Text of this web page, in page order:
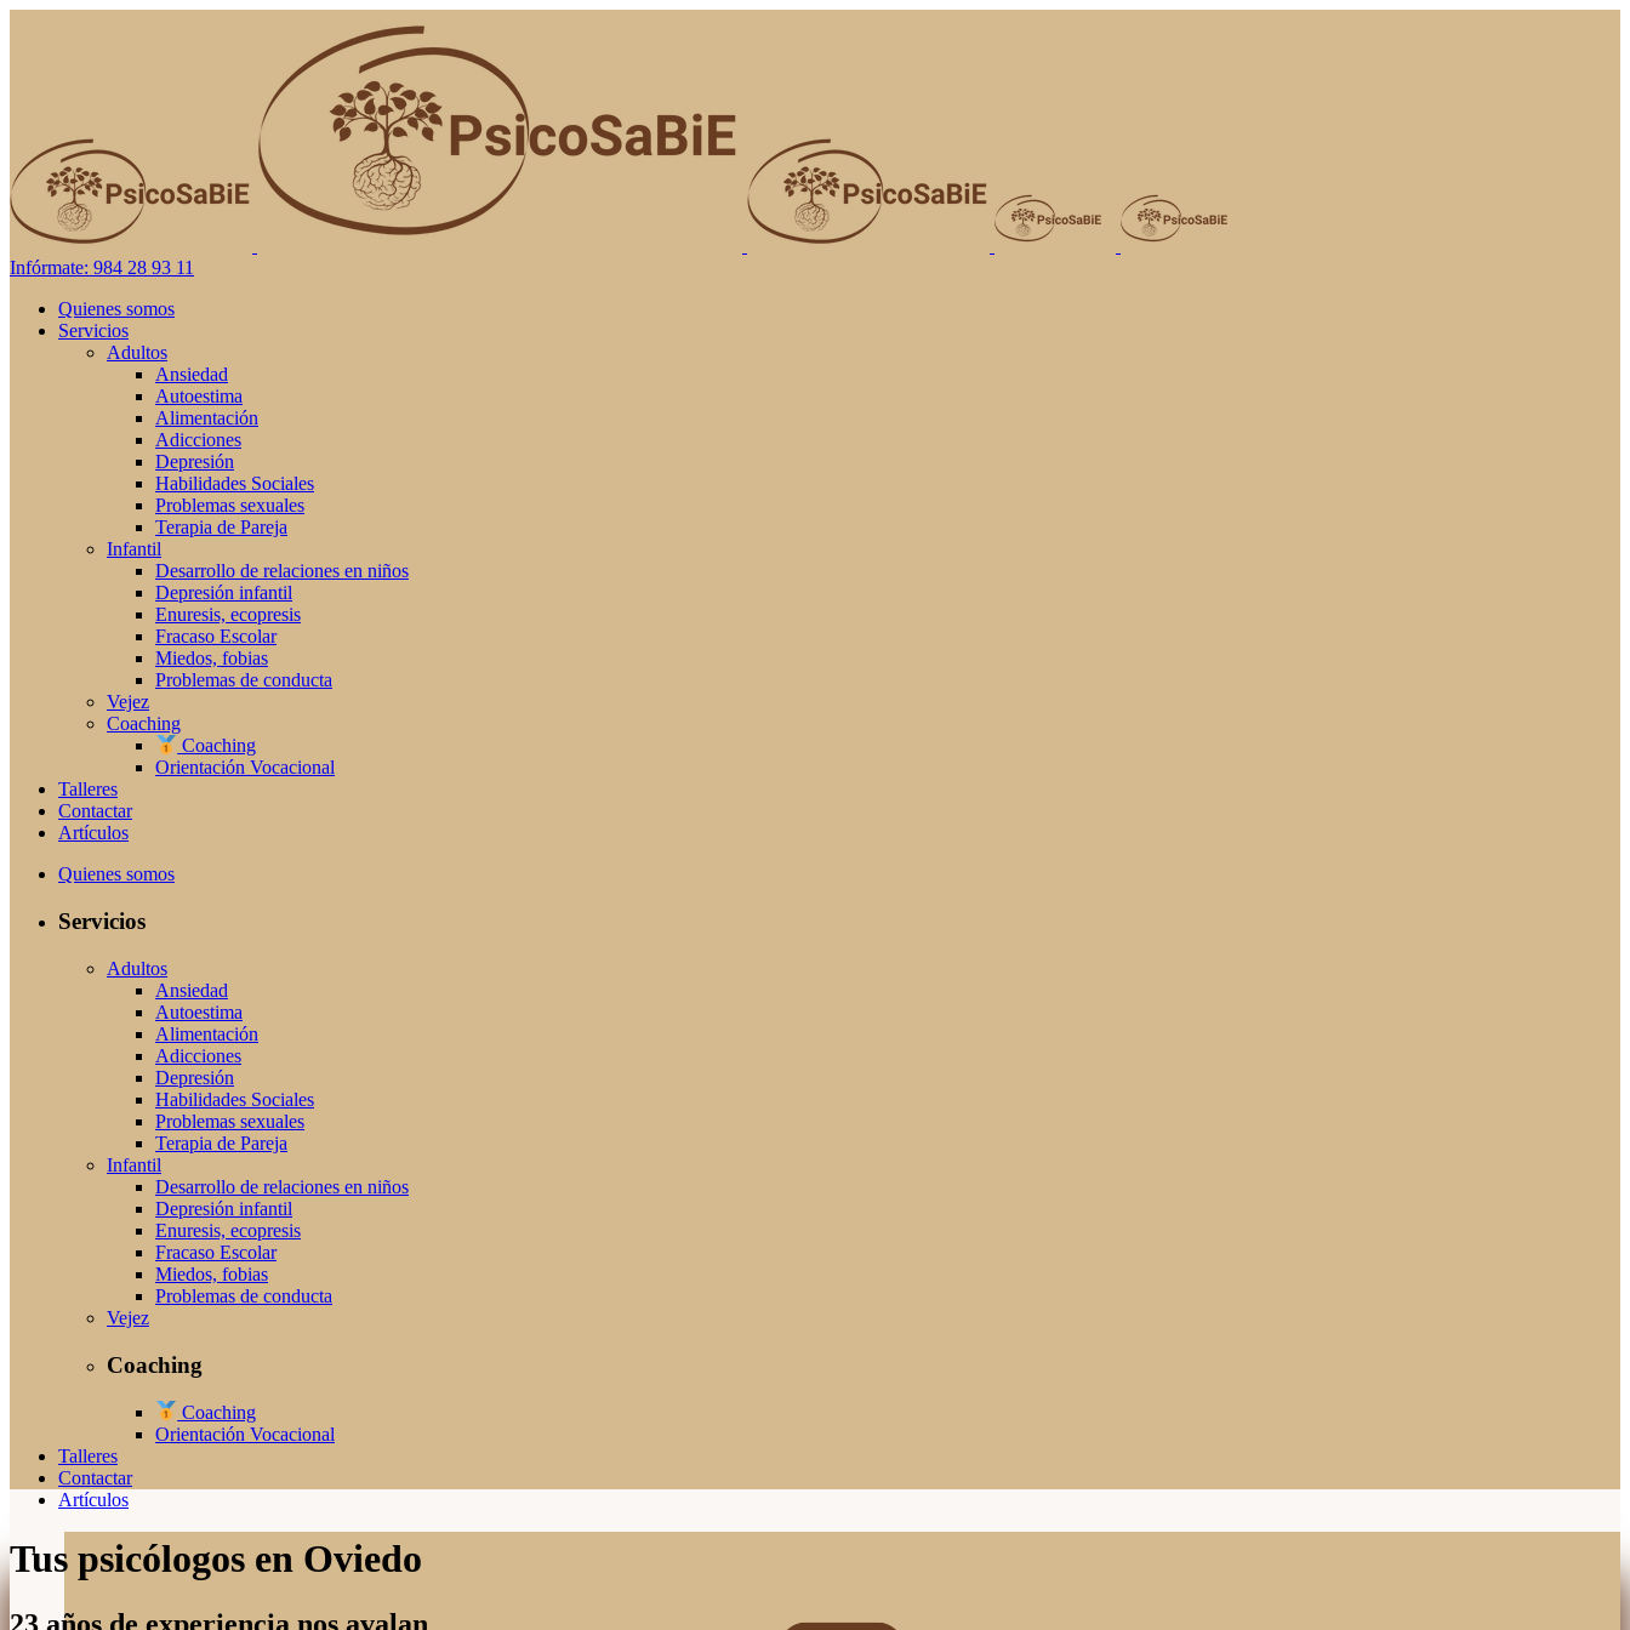
Infórmate: 984 28 93 11
Quienes somos
Servicios
Adultos
Ansiedad
Autoestima
Alimentación
Adicciones
Depresión
Habilidades Sociales
Problemas sexuales
Terapia de Pareja
Infantil
Desarrollo de relaciones en niños
Depresión infantil
Enuresis, ecopresis
Fracaso Escolar
Miedos, fobias
Problemas de conducta
Vejez
Coaching
Coaching
Orientación Vocacional
Talleres
Contactar
Artículos
Quienes somos
Servicios
Adultos
Ansiedad
Autoestima
Alimentación
Adicciones
Depresión
Habilidades Sociales
Problemas sexuales
Terapia de Pareja
Infantil
Desarrollo de relaciones en niños
Depresión infantil
Enuresis, ecopresis
Fracaso Escolar
Miedos, fobias
Problemas de conducta
Vejez
Coaching
Coaching
Orientación Vocacional
Talleres
Contactar
Artículos
Tus psicólogos en Oviedo
23 años de experiencia nos avalan